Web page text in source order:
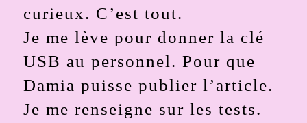
curieux. C’est tout.
Je me lève pour donner la clé
USB au personnel. Pour que
Damia puisse publier l’article.
Je me renseigne sur les tests.